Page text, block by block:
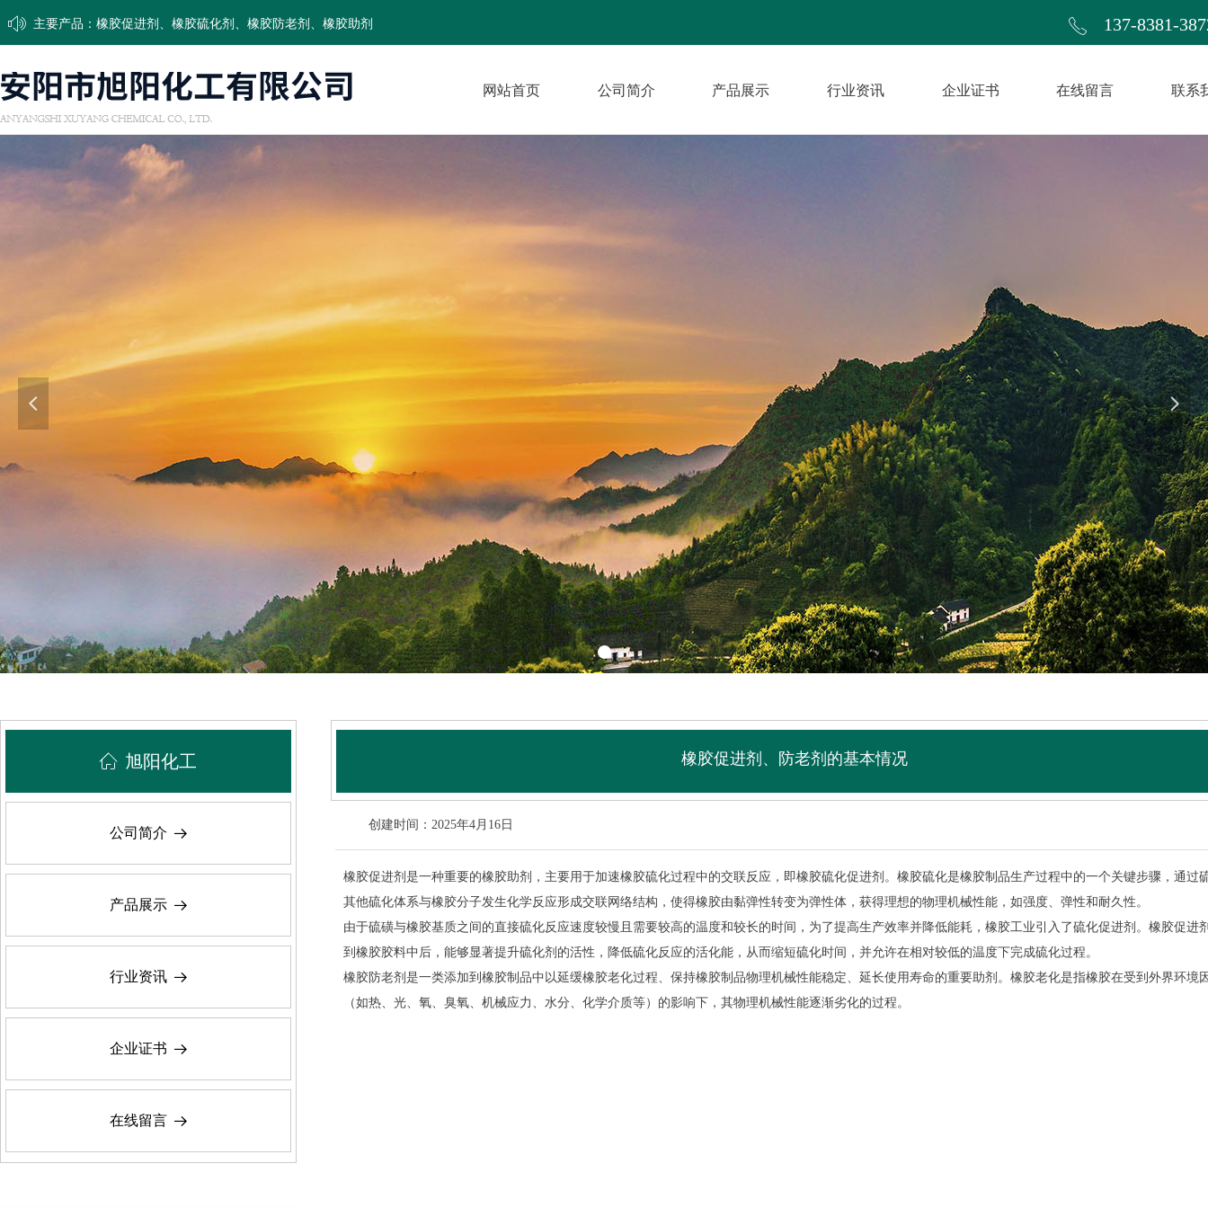
넳 넲
ꂗ 主要产品：橡胶促进剂、橡胶硫化剂、橡胶防老剂、橡胶助剂 ꂅ 137-8381-
网站首页 公司简介 产品展示 行业资讯 企业证书 在线留言 联系
橡胶促进剂是一种重要的橡胶助剂，主要用于加速橡胶硫化过程中的交联反应，即橡胶硫化促进剂。橡胶硫化是橡胶制品生产过程中的一个关键步骤，通过
其他硫化体系与橡胶分子发生化学反应形成交联网络结构，使得橡胶由黏弹性转变为弹性体，获得理想的物理机械性能，如强度、弹性和耐久性。
由于硫磺与橡胶基质之间的直接硫化反应速度较慢且需要较高的温度和较长的时间，为了提高生产效率并降低能耗，橡胶工业引入了硫化促进剂。橡胶促进
到橡胶胶料中后，能够显著提升硫化剂的活性，降低硫化反应的活化能，从而缩短硫化时间，并允许在相对较低的温度下完成硫化过程。
橡胶防老剂是一类添加到橡胶制品中以延缓橡胶老化过程、保持橡胶制品物理机械性能稳定、延长使用寿命的重要助剂。橡胶老化是指橡胶在受到外界环境
（如热、光、氧、臭氧、机械应力、水分、化学介质等）的影响下，其物理机械性能逐渐劣化的过程。
创建时间： 2025年4月16日
ꀇ 旭阳化工
公司简介 뀠
产品展示 뀠
行业资讯 뀠
企业证书 뀠
在线留言 뀠
橡胶促进剂、防老剂的基本情况